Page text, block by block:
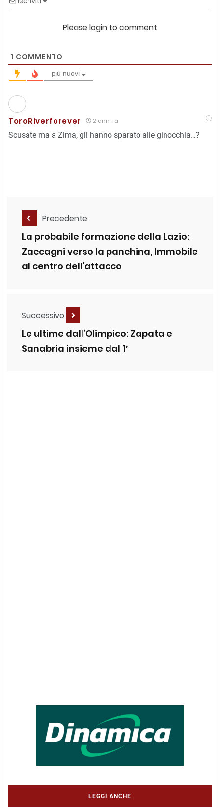
Please login to comment
1 COMMENTO
più nuovi
ToroRiverforever 2 anni fa
Scusate ma a Zima, gli hanno sparato alle ginocchia…?
Precedente
La probabile formazione della Lazio:
Zaccagni verso la panchina, Immobile
al centro dell’attacco
Successivo
Le ultime dall’Olimpico: Zapata e
Sanabria insieme dal 1′
LEGGI ANCHE